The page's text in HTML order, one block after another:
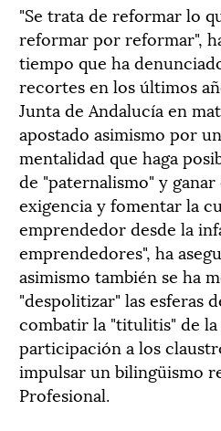
"Se trata de reformar lo
reformar por reformar",
tiempo que ha
recortes en los últimos
Junta de Andalucía en
apostado asimismo por
mentalidad que haga
de "paternalismo" y
exigencia y fomentar la
emprendedor desde la
emprendedores", ha
asimismo también se ha
"despolitizar" las esferas
combatir la "titulitis" de la
participación a los
impulsar un bilingüismo
Profesional.